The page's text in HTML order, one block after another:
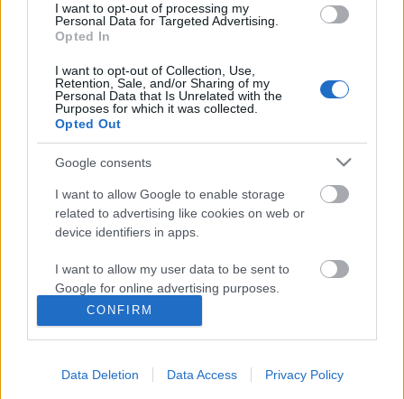
I want to opt-out of processing my
Personal Data for Targeted Advertising.
Opted In
I want to opt-out of Collection, Use,
Retention, Sale, and/or Sharing of my
Personal Data that Is Unrelated with the
Purposes for which it was collected.
Opted Out
Google consents
I want to allow Google to enable storage
related to advertising like cookies on web or
device identifiers in apps.
I want to allow my user data to be sent to
Google for online advertising purposes.
I want to allow Google to send me
personalized advertising.
I want to allow Google to enable storage
CONFIRM
Data Deletion Data Access Privacy Policy
Ssssssss.....fekszik
2010. október 14.
Egy magyar celeb mondta egyszer: "Van az a pénz,
amiért az embernek korpásodik a haja" Hát valami
ilyesmi jutott eszembe, mikor hétfőn megnéztem a
RTLklubon. Egyúttal megértettem azt is, hogy orvos
ismerőseim miért nevetnek sírva a…
Milyen lesz Budapesten kutyának
lenni?
Jármai•2010. október 05.
A tegnapi választások eredményeképpen Budapest